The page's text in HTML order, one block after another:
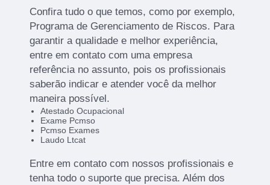
Confira tudo o que temos, como por exemplo,
Programa de Gerenciamento de Riscos. Para
garantir a qualidade e melhor experiência,
entre em contato com uma empresa
referência no assunto, pois os profissionais
saberão indicar e atender você da melhor
maneira possível.
Atestado Ocupacional
Exame Pcmso
Pcmso Exames
Laudo Ltcat
Entre em contato com nossos profissionais e
tenha todo o suporte que precisa. Além dos